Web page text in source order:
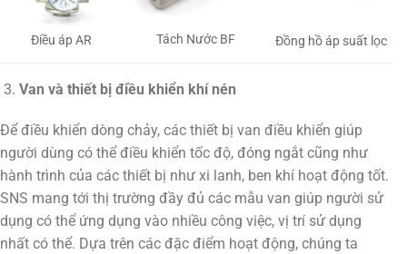
Điều áp AR Tách Nước BF Đồng hồ áp suất lọc
Van và thiết bị điều khiển khí nén
Để điều khiển dòng chảy, các thiết bị van điều khiển giúp
người dùng có thể điều khiển tốc độ, đóng ngắt cũng như
hành trình của các thiết bị như xi lanh, ben khí hoạt động tốt.
SNS mang tới thị trường đầy đủ các mẫu van giúp người sử
dụng có thể ứng dụng vào nhiều công việc, vị trí sử dụng
nhất có thể. Dựa trên các đặc điểm hoạt động, chúng ta